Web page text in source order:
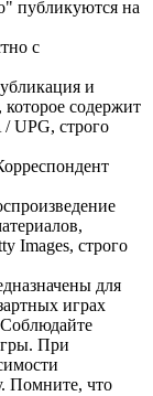
публикуются на
с
и
содержит
UPG, строго
Images, строго
для
играх
При
Помните, что